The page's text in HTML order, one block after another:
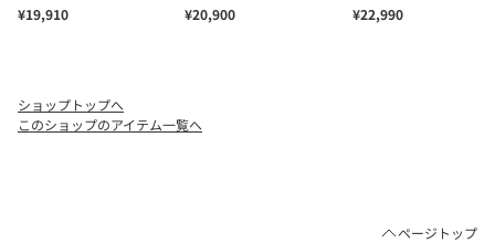
ショップトップへ
このショップのアイテム一覧へ
ページトップ